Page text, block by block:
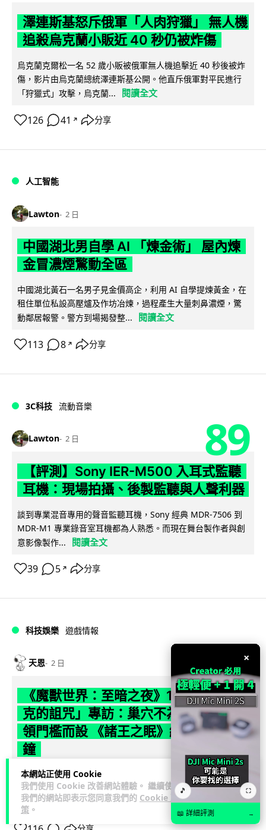
本網站正使用 Cookie
我們使用 Cookie 改善網站體驗。 繼續使用
我們的網站即表示您同意我們的 Cookie 政
策 。
澤連斯基怒斥俄軍「人肉狩獵」 無人機
追殺烏克蘭小販近 40 秒仍被炸傷
烏克蘭克爾松一名 52 歲小販被俄軍無人機追擊近 40 秒後被炸
傷，影片由烏克蘭總統澤連斯基公開。他直斥俄軍對平民進行
「狩獵式」攻擊，烏克蘭...
閱讀全文
126 41 ↗ 分享
人工智能
Lawton 2 日
中國湖北男自學 AI 「煉金術」 屋內煉
金冒濃煙驚動全區
中國湖北黃石一名男子見金價高企，利用 AI 自學提煉黃金，在
租住單位私設高壓爐及作坊冶煉，過程產生大量刺鼻濃煙，驚
動鄰居報警。警方到場揭發整...
閱讀全文
113 8 ↗ 分享
3C科技 流動音樂
Lawton 2 日 89
【評測】Sony IER-M500 入耳式監聽
耳機：現場拍攝、後製監聽與人聲利器
談到專業混音專用的聲音監聽耳機，Sony 經典 MDR-7506 到
MDR-M1 專業錄音室耳機都為人熟悉。而現在舞台製作者與創
意影像製作...
閱讀全文
39 5 ↗ 分享
科技娛樂 遊戲情報
天恩 2 日
《魔獸世界：至暗之夜》12.1 「烏拉特
克的詛咒」專訪：巢穴不為提高世界首
領門檻而設 《諸王之眠》縮短約 10 分
鐘
《魔獸世界：至暗之夜》版本更新 12.1「烏拉特克的詛咒」將
於 8 月 13 日正式上線，帶來全新區域「盤蛇島」、地城「毒牙
祭壇」、新型態世... 閱讀全文
×
🎵 ⛶
📖 詳細評測 →